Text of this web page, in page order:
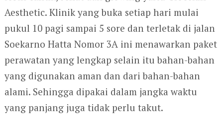
Aesthetic. Klinik yang buka setiap hari mulai
pukul 10 pagi sampai 5 sore dan terletak di jalan
Soekarno Hatta Nomor 3A ini menawarkan paket
perawatan yang lengkap selain itu bahan-bahan
yang digunakan aman dan dari bahan-bahan
alami. Sehingga dipakai dalam jangka waktu
yang panjang juga tidak perlu takut.